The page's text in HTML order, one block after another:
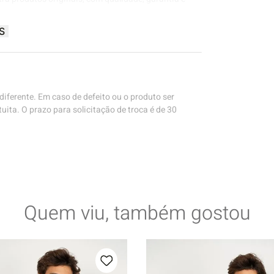
Em caso de defeito ou o produto ser
O prazo para solicitação de troca é de 30
Quem viu, também gostou